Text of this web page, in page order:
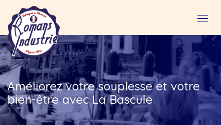
Améliorez votre souplesse et votre
bien-être avec La Bascule